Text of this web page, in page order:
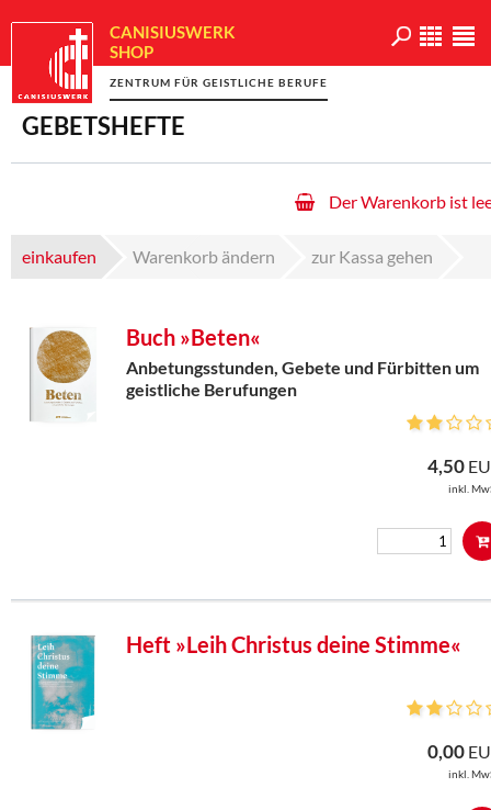
CANISIUSWERK
SHOP
ZENTRUM FÜR GEISTLICHE BERUFE
GEBETSHEFTE
Der Warenkorb ist
einkaufen Warenkorb ändern zur Kassa gehen
Buch »Beten«
Anbetungsstunden, Gebete und Fürbitten um
geistliche Berufungen
4,50
inkl.
Heft »Leih Christus deine Stimme«
0,00
inkl.